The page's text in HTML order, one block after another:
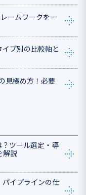
ームワークを一
プ別の比較軸と
見極め方！必要
ツール選定・導
解説
パイプラインの仕